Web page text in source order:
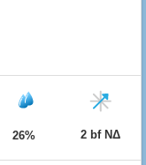
26% 2 bf ΝΔ